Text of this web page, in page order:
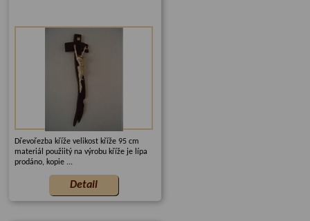
Dřevořezba kříže velikost kříže 95 cm
materiál použiitý na výrobu kříže je lípa
prodáno, kopie ...